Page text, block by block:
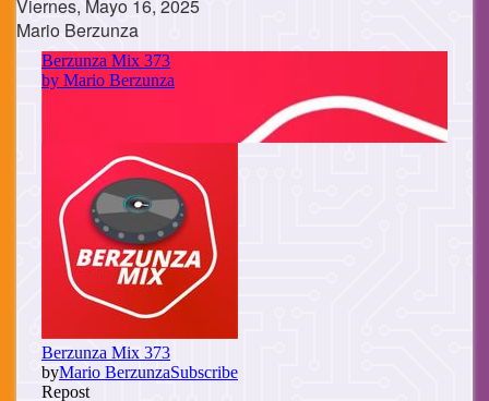
Viernes, Mayo 16, 2025
Mario Berzunza
Cuerpo